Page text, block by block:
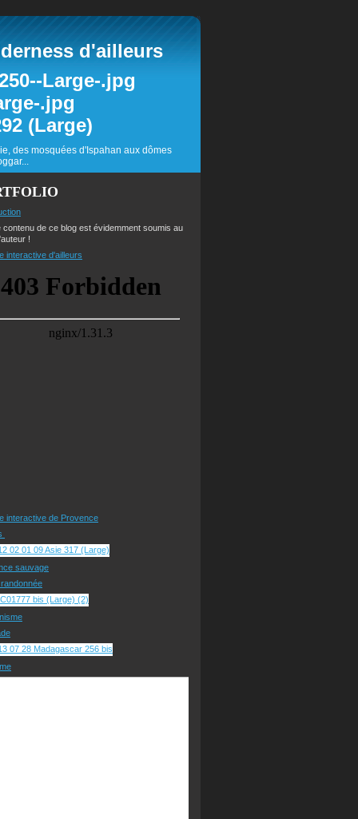
d'ailleurs
des mosquées d'Ispahan aux dômes
contenu de ce blog est évidemment soumis au
!
interactive d'ailleurs
interactive de Provence
sauvage